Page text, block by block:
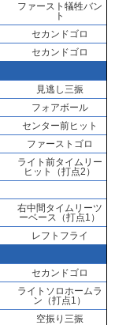
ファースト犠牲バン
ト
セカンドゴロ
セカンドゴロ
見逃し三振
フォアボール
センター前ヒット
ファーストゴロ
ライト前タイムリー
ヒット（打点2）
右中間タイムリーツ
ーベース（打点1）
レフトフライ
セカンドゴロ
ライトソロホームラ
ン（打点1）
空振り三振